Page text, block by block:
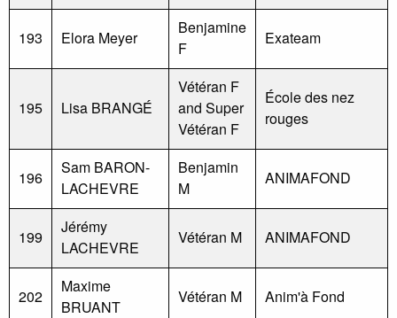
193 Elora Meyer
Benjamine
F
Exateam
195 Lisa BRANGÉ
Vétéran F
and Super
Vétéran F
École des nez
rouges
196
Sam BARON-
LACHEVRE
Benjamin
M
ANIMAFOND
199
Jérémy
LACHEVRE
Vétéran M ANIMAFOND
202
Maxime
BRUANT
Vétéran M Anim'à Fond